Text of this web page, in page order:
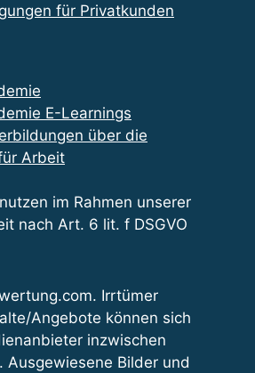
für Privatkunden
E-Learnings
über die
Arbeit
im Rahmen unserer
nach Art. 6 lit. f DSGVO
Irrtümer
Angebote können sich
inzwischen
Ausgewiesene Bilder und